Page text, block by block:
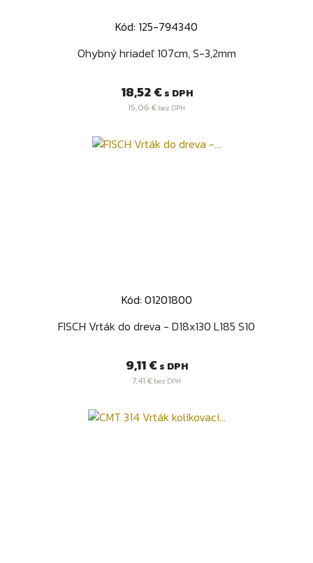
Kód: 125-794340
Ohybný hriadeľ 107cm, S-3,2mm
Cena
18,52 € s DPH
15,06 € bez DPH
Kód: 01201800
FISCH Vrták do dreva - D18x130 L185 S10
Cena
9,11 € s DPH
7,41 € bez DPH